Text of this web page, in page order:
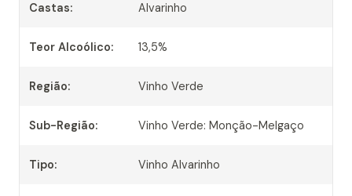
Castas: Alvarinho
Teor Alcoólico: 13,5%
Região: Vinho Verde
Sub-Região: Vinho Verde: Monção-Melgaço
Tipo: Vinho Alvarinho